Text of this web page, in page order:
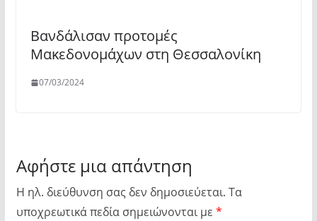
Βανδάλισαν προτομές
Μακεδονομάχων στη Θεσσαλονίκη
07/03/2024
Αφήστε μια απάντηση
Η ηλ. διεύθυνση σας δεν δημοσιεύεται. Τα
υποχρεωτικά πεδία σημειώνονται με *